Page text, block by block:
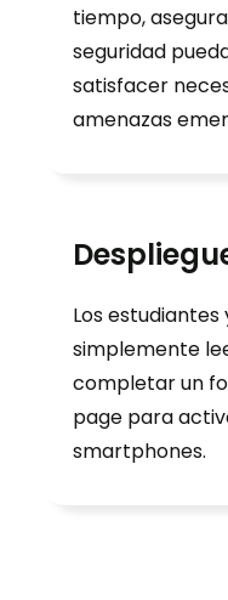
tiempo,
seguridad
satisfacer
amenazas
Los
simplemente
completar un
page para
smartphones.